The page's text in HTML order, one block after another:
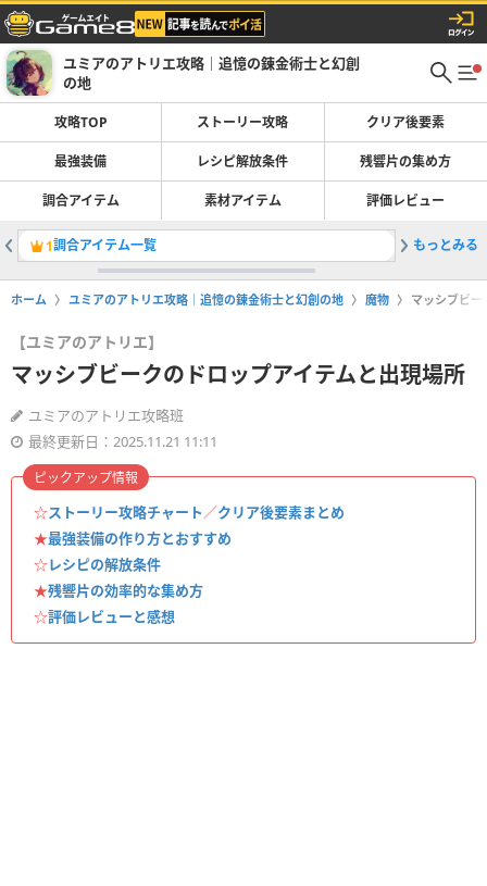
ユミアのアトリエ攻略｜追憶の錬金術士と幻創
の地
攻略TOP ストーリー攻略 クリア後要素
最強装備 レシピ解放条件 残響片の集め方
調合アイテム 素材アイテム 評価レビュー
1調合アイテム一覧 2クライ
もっとみる
ホーム ユミアのアトリエ攻略｜追憶の錬金術士と幻創の地 魔物 マッシブビ
【ユミアのアトリエ】
マッシブビークのドロップアイテムと出現場所
ユミアのアトリエ攻略班
最終更新日：2025.11.21 11:11
☆ストーリー攻略チャート／クリア後要素まとめ
★最強装備の作り方とおすすめ
☆レシピの解放条件
★残響片の効率的な集め方
☆評価レビューと感想
ピックアップ情報